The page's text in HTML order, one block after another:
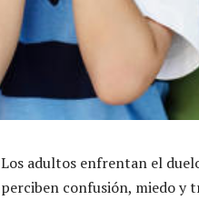
Los adultos enfrentan el
perciben confusión, miedo y